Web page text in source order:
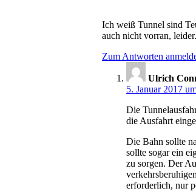
Ich weiß Tunnel sind
auch nicht vorran, leider.
Zum Antworten
Ulrich
5. Januar 2017
Die
die Ausfahrt
Die Bahn sollte
sollte sogar ein
zu sorgen. Der
erforderlich, nur